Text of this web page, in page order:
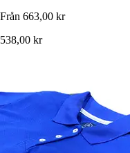
Från 663,00 kr
538,00 kr